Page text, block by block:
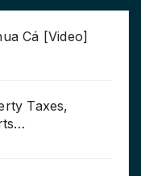
Cá [Video]
Taxes,